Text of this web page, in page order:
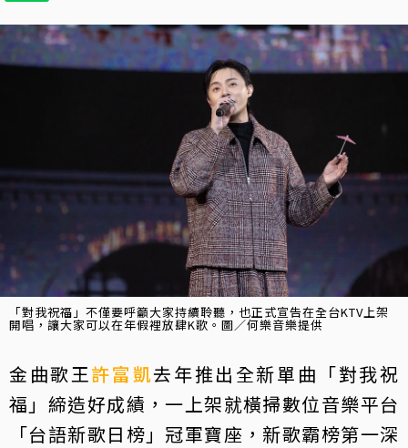
「對我祝福」不僅要呼籲大家持續聆聽，也正式宣告在全台KTV上架
開唱，讓大家可以在年假裡放肆K歌。圖／何樂音樂提供
金曲歌王許富凱去年推出全新單曲「對我祝
福」締造好成績，一上架就橫掃數位音樂平台
「台語新歌日榜」冠軍寶座，新歌霸榜第一深